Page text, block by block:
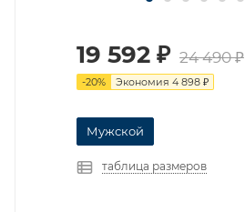
19 592 ₽ 24 490₽
-20% Экономия 4 898 ₽
Мужской
таблица размеров